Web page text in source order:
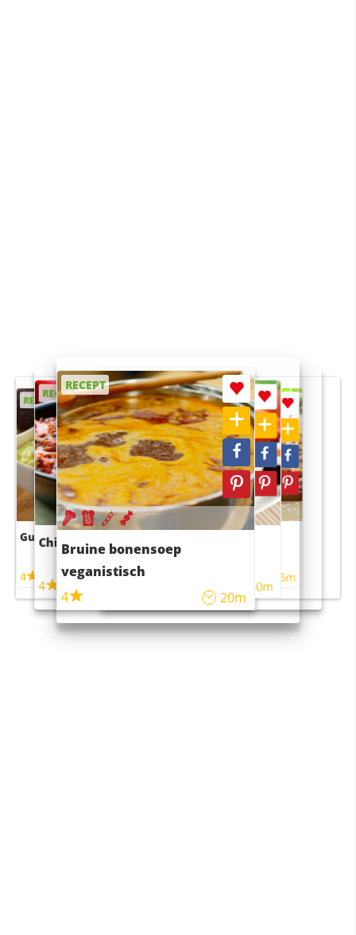
RECEPT
Guacamole
4
RECEPT
Chili con carne
4 45m
RECEPT
Bruine bonensoep
veganistisch
4
20m
RECEPT
Sushi rijstsalade
maaltijdsalade
40m
RECEPT
4 55m